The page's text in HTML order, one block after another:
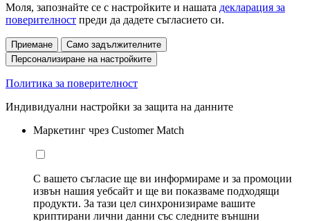
Моля, запознайте се с настройките и нашата декларация за
поверителност преди да дадете съгласието си.
Приемане
Само задължителните
Персонализиране на настройките
Политика за поверителност
Индивидуални настройки за защита на данните
Маркетинг чрез Customer Match
С вашето съгласие ще ви информираме и за промоции
извън нашия уебсайт и ще ви показваме подходящи
продукти. За тази цел синхронизираме вашите
криптирани лични данни със следните външни